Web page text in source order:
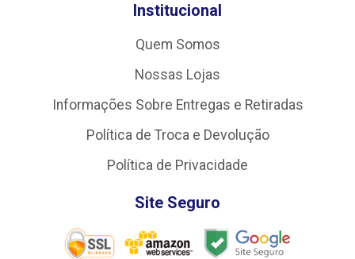
Institucional
Quem Somos
Nossas Lojas
Informações Sobre Entregas e Retiradas
Política de Troca e Devolução
Política de Privacidade
Site Seguro